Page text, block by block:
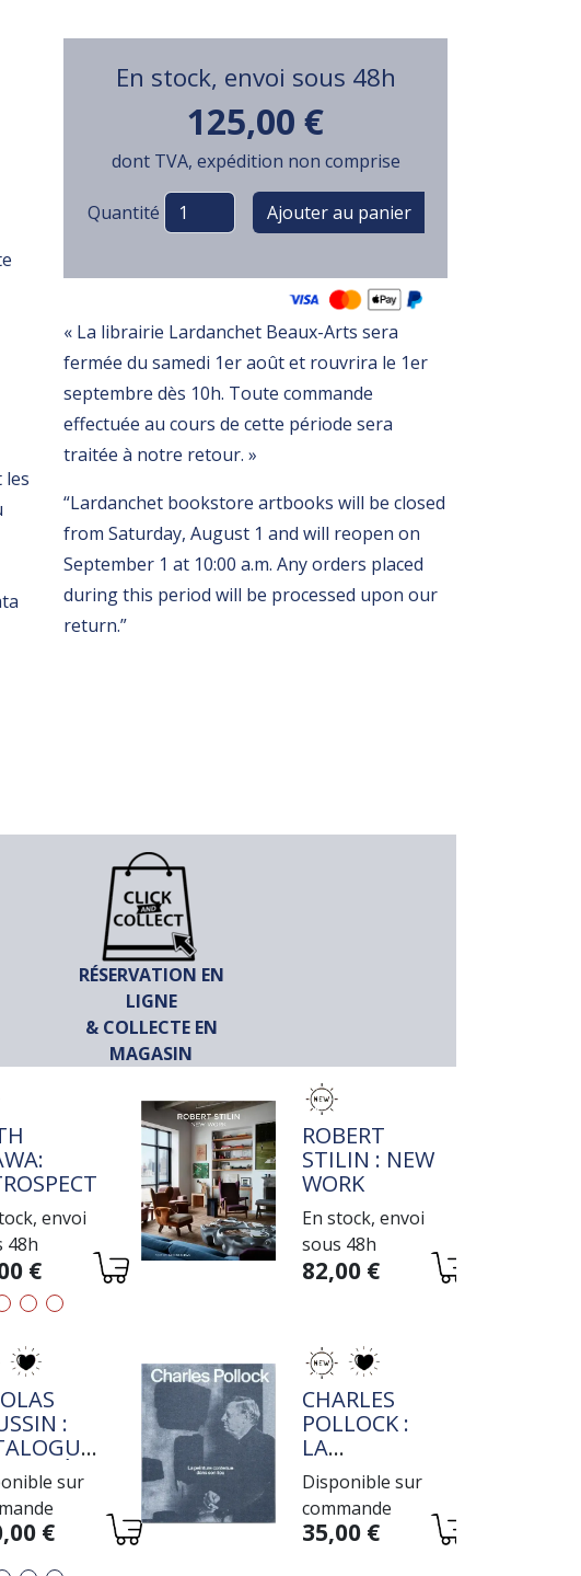
les
En stock, envoi sous 48h
125,00 €
dont TVA, expédition non comprise
Variations
Quantité
« La librairie Lardanchet Beaux-Arts sera
fermée du samedi 1er août et rouvrira le 1er
septembre dès 10h. Toute commande
effectuée au cours de cette période sera
traitée à notre retour. »
“Lardanchet bookstore artbooks will be closed
from Saturday, August 1 and will reopen on
September 1 at 10:00 a.m. Any orders placed
during this period will be processed upon our
return.”
RÉSERVATION EN
LIGNE
& COLLECTE EN
MAGASIN
envoi
48h
€
TITRE
ROBERT
STILIN : NEW
WORK
En stock, envoi
sous 48h
Variations
82,00 €
:
sur
€
TITRE
CHARLES
POLLOCK :
LA
PEINTURE
CONTENUE
DANS SON
LIEU
Disponible sur
commande
Variations
35,00 €